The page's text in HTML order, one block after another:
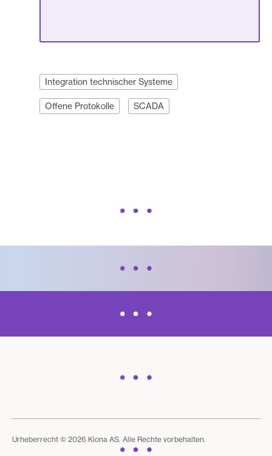
Integration technischer Systeme
Offene Protokolle SCADA
Urheberrecht © 2026 Kiona AS. Alle Rechte vorbehalten.